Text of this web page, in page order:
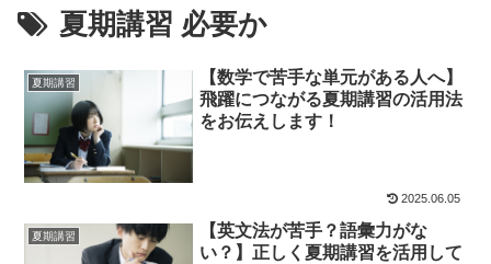
夏期講習 必要か
夏期講習
【数学で苦手な単元がある人へ】
飛躍につながる夏期講習の活用法
をお伝えします！
2025.06.05
夏期講習
【英文法が苦手？語彙力がな
い？】正しく夏期講習を活用して